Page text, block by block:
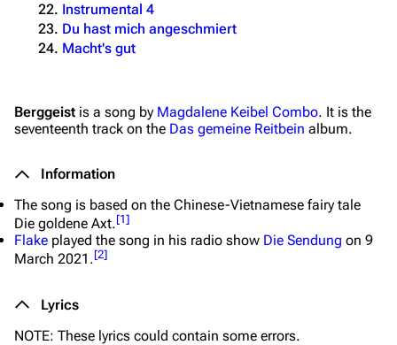
Instrumental 4
Du hast mich angeschmiert
Macht's gut
Berggeist is a song by Magdalene Keibel Combo. It is the
seventeenth track on the Das gemeine Reitbein album.
Information
The song is based on the Chinese-Vietnamese fairy tale
Die goldene Axt.[1]
Flake played the song in his radio show Die Sendung on 9
March 2021.[2]
Lyrics
NOTE: These lyrics could contain some errors.